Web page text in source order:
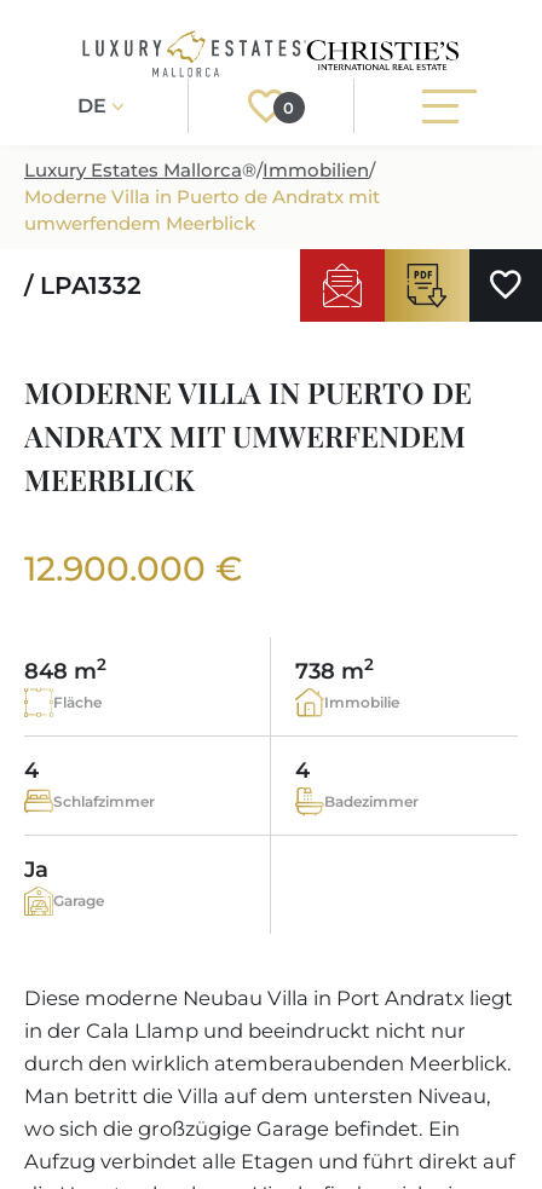
DE 0
Registrieren Login
IMMOBILIEN
BAUPROJEKTE
NEUBAUVILLEN
LUXUSIMMOBILIEN
UNSER SERVICE
IMMOBILIEN SCOUT
STEUERN UND KAUFNEBENKOSTEN
FAQ
IHR LUXUSMAKLER AUF MALLORCA
IMMOBILIENMAKLER IN PORTALS
KUNDENSTIMMEN
BLOG
KONTAKT
REGIONEN
REGION ANDRATX
REGION PORTALS
MALLORCA KULINARISCH
SHOPPING AUF MALLORCA
FREIZEITAKTIVITÄTEN AUF MALLORCA
SCHULEN AUF MALLORCA
MAGAZIN
KONTAKT
Luxury Estates Mallorca®/Immobilien/
Moderne Villa in Puerto de Andratx mit
umwerfendem Meerblick
/ LPA1332
MODERNE VILLA IN PUERTO DE
ANDRATX MIT UMWERFENDEM
MEERBLICK
12.900.000 €
848 m2
Fläche
738 m2
Immobilie
4
Schlafzimmer
4
Badezimmer
Ja
Garage
Diese moderne Neubau Villa in Port Andratx liegt
in der Cala Llamp und beeindruckt nicht nur
durch den wirklich atemberaubenden Meerblick.
Man betritt die Villa auf dem untersten Niveau,
wo sich die großzügige Garage befindet. Ein
Aufzug verbindet alle Etagen und führt direkt auf